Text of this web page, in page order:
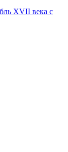
XVII века с